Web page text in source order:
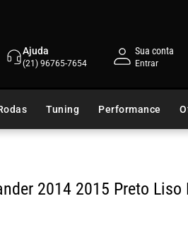
Ajuda
(21) 96765-7654
Sua conta
Tuning Performance
2014 2015 Preto Liso